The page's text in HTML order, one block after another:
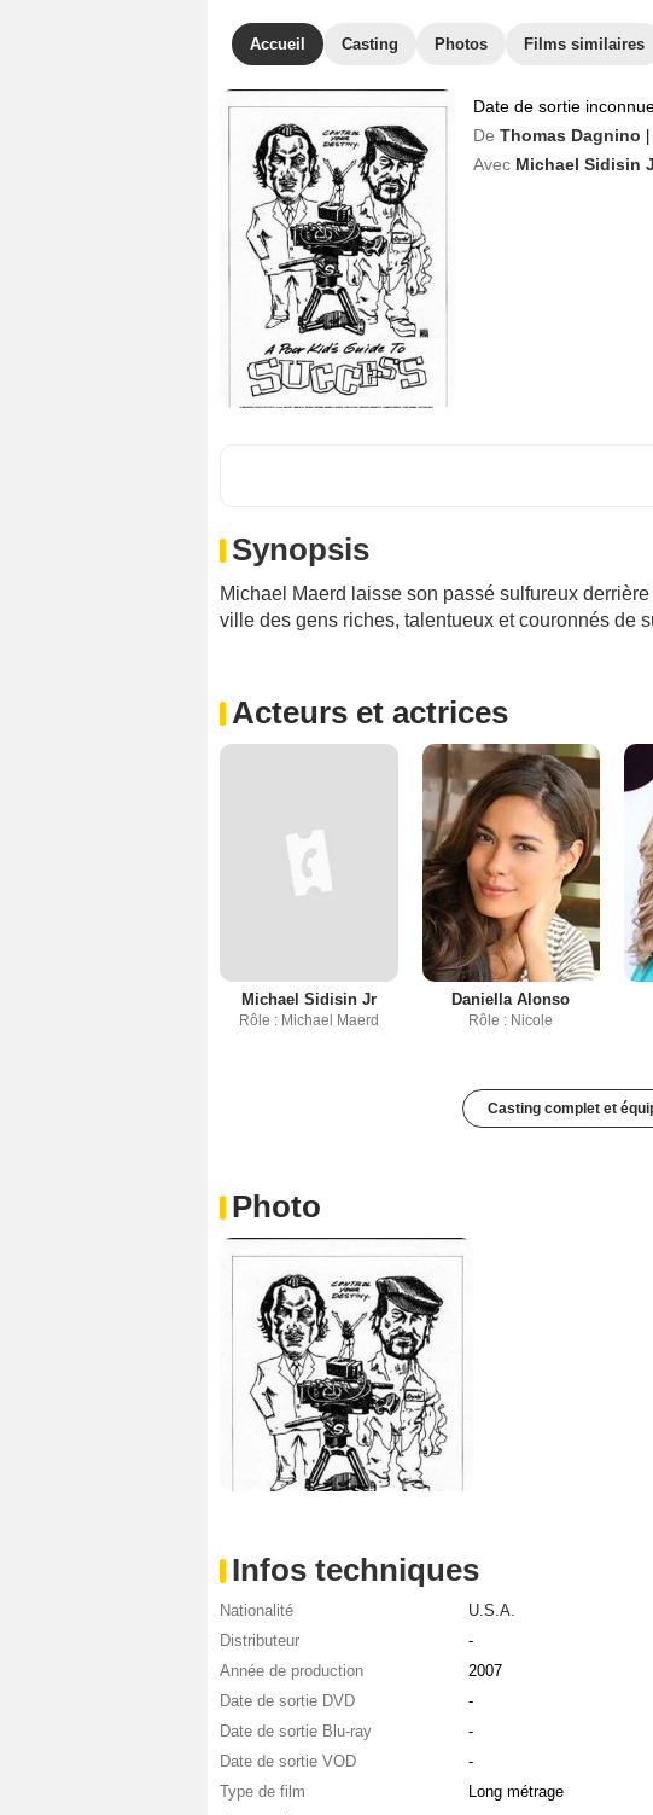
Accueil Casting Photos Films similaires
Date de sortie
De Thomas Dagnino
Avec Michael Sidisin
Synopsis
Michael Maerd laisse son passé sulfureux
ville des gens riches, talentueux et couronnés de
Acteurs et actrices
Michael Sidisin Jr
Rôle : Michael Maerd
Daniella Alonso
Rôle : Nicole
Casting complet et
Photo
Infos techniques
Nationalité
U.S.A.
Distributeur
-
Année de production
2007
Date de sortie DVD
-
Date de sortie Blu-ray
-
Date de sortie VOD
-
Type de film
Long métrage